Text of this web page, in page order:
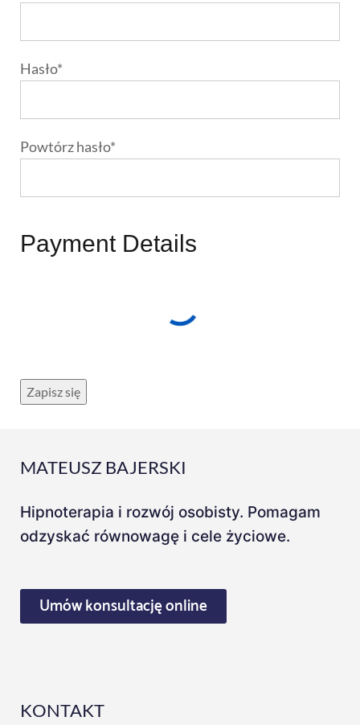
Hasło*
Powtórz hasło*
Payment Details
MATEUSZ BAJERSKI
Hipnoterapia i rozwój osobisty. Pomagam
odzyskać równowagę i cele życiowe.
Umów konsultację online
KONTAKT